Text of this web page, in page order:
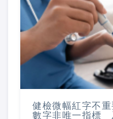
健檢微幅紅字不重
數字非唯一指標